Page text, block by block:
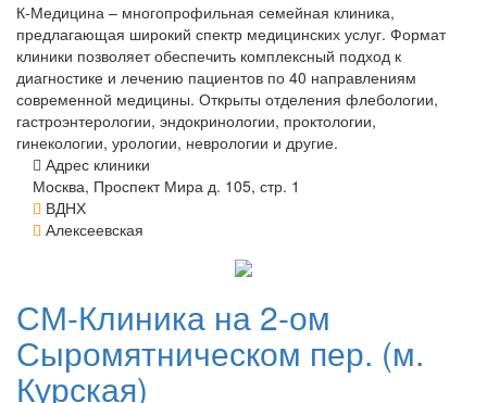
К-Медицина – многопрофильная семейная клиника,
предлагающая широкий спектр медицинских услуг. Формат
клиники позволяет обеспечить комплексный подход к
диагностике и лечению пациентов по 40 направлениям
современной медицины. Открыты отделения флебологии,
гастроэнтерологии, эндокринологии, проктологии,
гинекологии, урологии, неврологии и другие.
Адрес клиники
Москва, Проспект Мира д. 105, стр. 1
ВДНХ
Алексеевская
СМ-Клиника на 2-ом
Сыромятническом пер. (м.
Курская)